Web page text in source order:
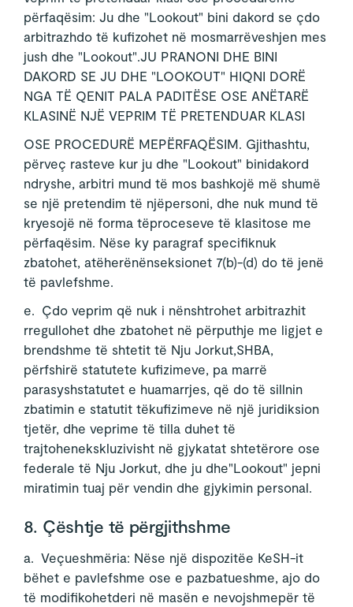
përfaqësim: Ju dhe "Lookout" bini dakord se çdo
arbitrazhdo të kufizohet në mosmarrëveshjen mes
jush dhe "Lookout".JU PRANONI DHE BINI
DAKORD SE JU DHE "LOOKOUT" HIQNI DORË
NGA TË QENIT PALA PADITËSE OSE ANËTARË
KLASINË NJË VEPRIM TË PRETENDUAR KLASI
OSE PROCEDURË MEPËRFAQËSIM. Gjithashtu,
përveç rasteve kur ju dhe "Lookout" binidakord
ndryshe, arbitri mund të mos bashkojë më shumë
se një pretendim të njëpersoni, dhe nuk mund të
kryesojë në forma tëproceseve të klasitose me
përfaqësim. Nëse ky paragraf specifiknuk
zbatohet, atëherënënseksionet 7(b)-(d) do të jenë
të pavlefshme.
e. Çdo veprim që nuk i nënshtrohet arbitrazhit
rregullohet dhe zbatohet në përputhje me ligjet e
brendshme të shtetit të Nju Jorkut,SHBA,
përfshirë statutete kufizimeve, pa marrë
parasyshstatutet e huamarrjes, që do të sillnin
zbatimin e statutit tëkufizimeve në një juridiksion
tjetër, dhe veprime të tilla duhet të
trajtohenekskluzivisht në gjykatat shtetërore ose
federale të Nju Jorkut, dhe ju dhe"Lookout" jepni
miratimin tuaj për vendin dhe gjykimin personal.
8. Çështje të përgjithshme
a. Veçueshmëria: Nëse një dispozitëe KeSH-it
bëhet e pavlefshme ose e pazbatueshme, ajo do
të modifikohetderi në masën e nevojshmepër të